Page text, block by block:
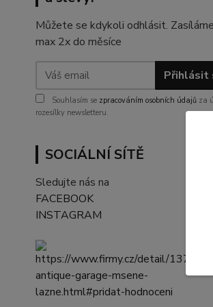
Můžete se kdykoli odhlásit. Zasíláme
max 2x do měsíce
Přihlásit
Souhlasím se zpracováním osobních údajů za
rozesílky newsletteru.
SOCIÁLNÍ SÍTĚ
Sledujte nás na
FACEBOOK
INSTAGRAM